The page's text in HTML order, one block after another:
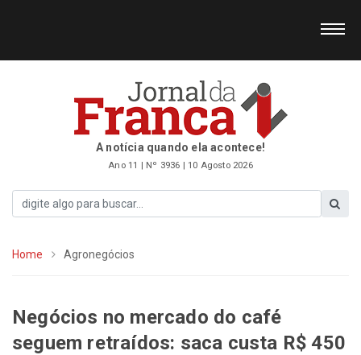
A notícia quando ela acontece!
Ano 11 | Nº 3936 | 10 Agosto 2026
Home Agronegócios
Negócios no mercado do café
seguem retraídos: saca custa R$ 450